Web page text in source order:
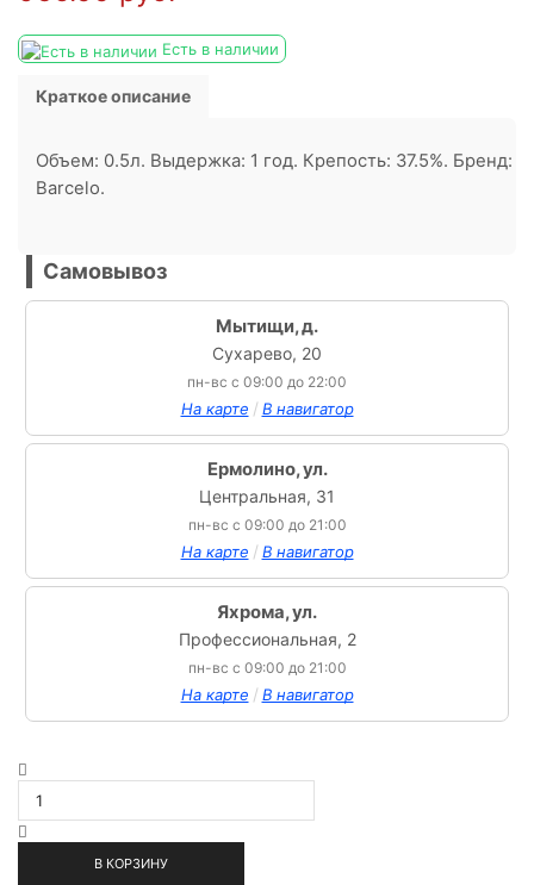
Есть в наличии
Краткое описание
Объем: 0.5л. Выдержка: 1 год. Крепость: 37.5%. Бренд:
Barcelo.
Самовывоз
Мытищи, д.
Сухарево, 20
пн-вс с 09:00 до 22:00
На карте / В навигатор
Ермолино, ул.
Центральная, 31
пн-вс с 09:00 до 21:00
На карте / В навигатор
Яхрома, ул.
Профессиональная, 2
пн-вс с 09:00 до 21:00
На карте / В навигатор
товара
Ром
В КОРЗИНУ